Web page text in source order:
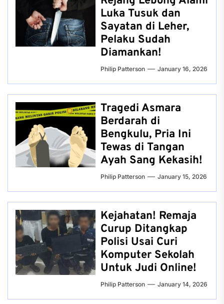
Luka Tusuk dan
Sayatan di Leher,
Pelaku Sudah
Diamankan!
Philip Patterson January 16, 2026
Tragedi Asmara
Berdarah di
Bengkulu, Pria Ini
Tewas di Tangan
Ayah Sang Kekasih!
Philip Patterson January 15, 2026
Kejahatan! Remaja
Curup Ditangkap
Polisi Usai Curi
Komputer Sekolah
Untuk Judi Online!
Philip Patterson January 14, 2026